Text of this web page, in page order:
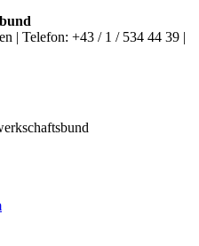
| Telefon: +43 / 1 / 534 44 39 |